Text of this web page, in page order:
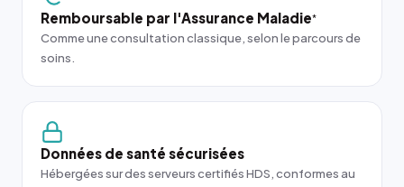
Remboursable par l'Assurance Maladie*
Comme une consultation classique, selon le parcours de
soins.
Données de santé sécurisées
Hébergées sur des serveurs certifiés HDS, conformes au